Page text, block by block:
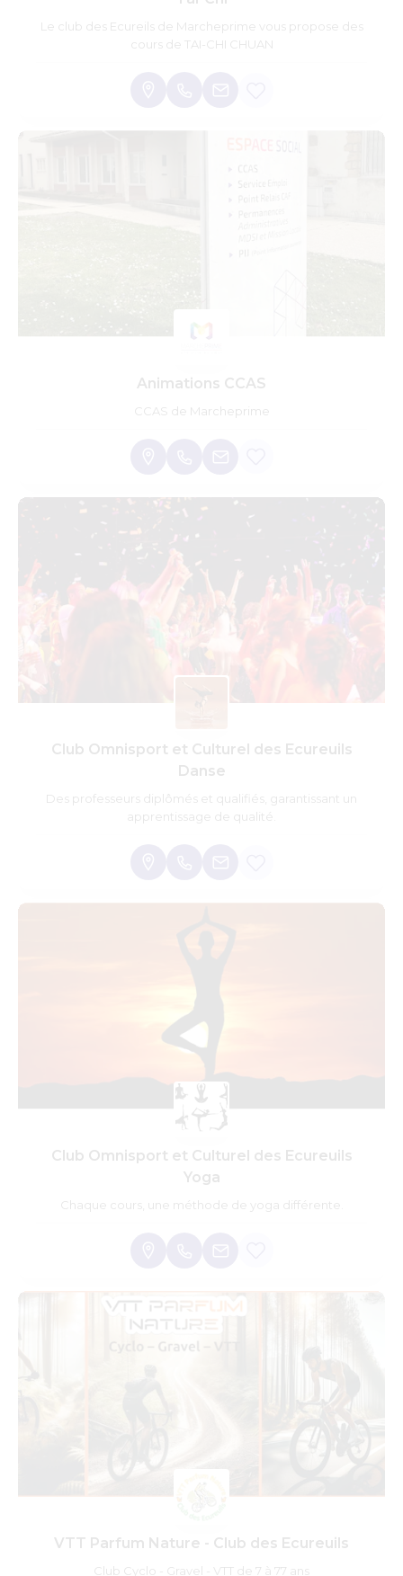
Le club des Ecureils de Marcheprime vous propose des
cours de TAI-CHI CHUAN
Animations CCAS
CCAS de Marcheprime
Club Omnisport et Culturel des Ecureuils
Danse
Des professeurs diplômés et qualifiés, garantissant un
apprentissage de qualité.
Club Omnisport et Culturel des Ecureuils
Yoga
Chaque cours, une méthode de yoga différente.
VTT Parfum Nature - Club des Ecureuils
Club Cyclo - Gravel - VTT de 7 à 77 ans